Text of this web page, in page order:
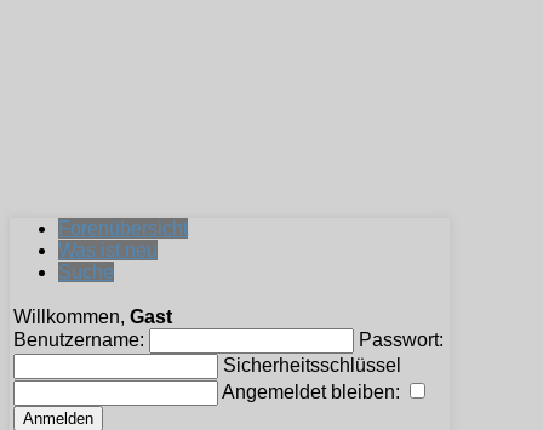
Forenübersicht
Was ist neu
Suche
Willkommen, Gast
Benutzername:
Passwort:
Sicherheitsschlüssel
Angemeldet bleiben: